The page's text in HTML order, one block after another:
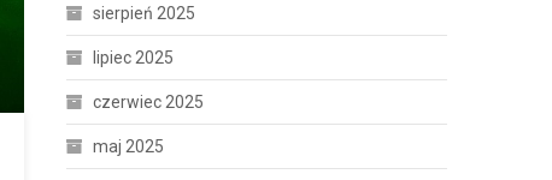
sierpień 2025
lipiec 2025
czerwiec 2025
maj 2025